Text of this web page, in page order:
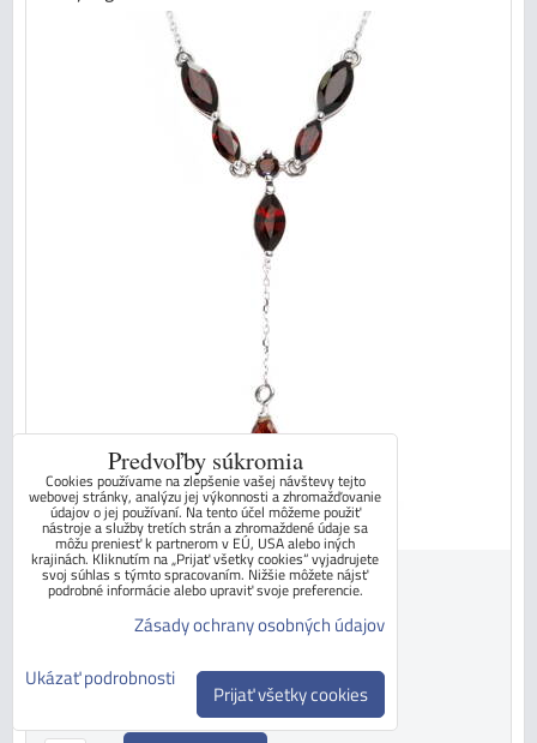
560 €s DPH
Dostupnosť:SKLADOM - ihneď k odberu
Predvoľby súkromia
Cookies používame na zlepšenie vašej návštevy tejto
webovej stránky, analýzu jej výkonnosti a zhromažďovanie
údajov o jej používaní. Na tento účel môžeme použiť
nástroje a služby tretích strán a zhromaždené údaje sa
môžu preniesť k partnerom v EÚ, USA alebo iných
krajinách. Kliknutím na „Prijať všetky cookies“ vyjadrujete
svoj súhlas s týmto spracovaním. Nižšie môžete nájsť
podrobné informácie alebo upraviť svoje preferencie.
Zásady ochrany osobných údajov
Ukázať podrobnosti
Prijať všetky cookies